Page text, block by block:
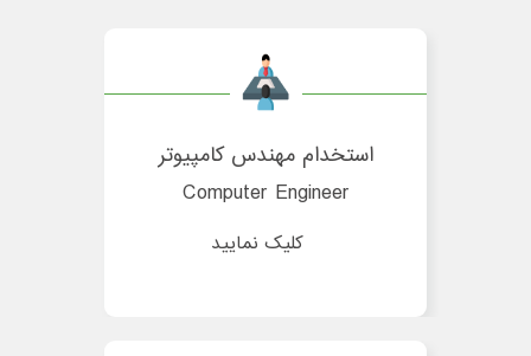
استخدام مهندس کامپیوتر
Computer Engineer
کلیک نمایید